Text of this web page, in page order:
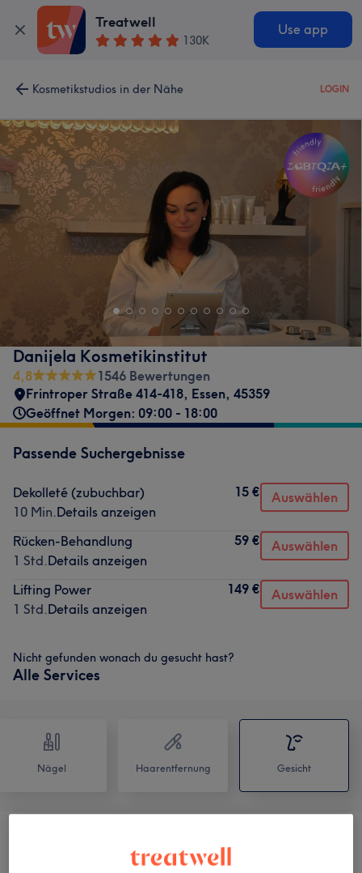
Treatwell
130K
Use app
Kosmetikstudios in der Nähe LOGIN
Danijela Kosmetikinstitut
4,8
1546 Bewertungen
Frintroper Straße 414-418, Essen, 45359
Geöffnet Morgen: 09:00 - 18:00
Passende Suchergebnisse
Dekolleté (zubuchbar)
10 Min.Details anzeigen
15 € Auswählen
Rücken-Behandlung
1 Std.Details anzeigen
59 € Auswählen
Lifting Power
1 Std.Details anzeigen
149 € Auswählen
Nicht gefunden wonach du gesucht hast?
Alle Services
Nägel Haarentfernung Gesicht